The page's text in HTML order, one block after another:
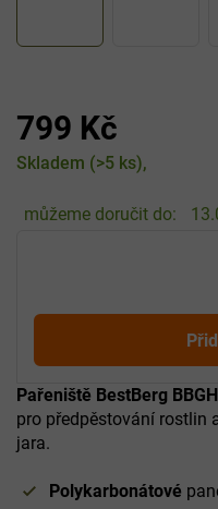
799 Kč
Měrná
Skladem (>5 ks)
můžeme doručit do:
Pařeniště BestBerg
pro předpěstování rostlin
jara.
Polykarbonátové